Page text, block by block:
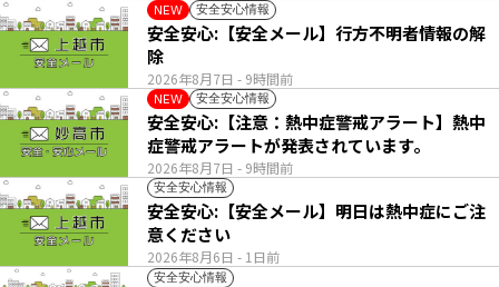
NEW 安全安心情報
2026年8月7日 - 9時間前
安全安心:【安全メール】行方不明者情報の解
除
NEW 安全安心情報
2026年8月7日 - 9時間前
安全安心:【注意：熱中症警戒アラート】熱中
症警戒アラートが発表されています。
安全安心情報
2026年8月6日 - 1日前
安全安心:【安全メール】明日は熱中症にご注
意ください
安全安心情報